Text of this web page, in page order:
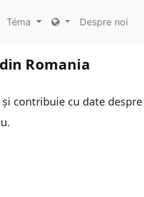
Téma Despre noi
Romania
și contribuie cu date despre